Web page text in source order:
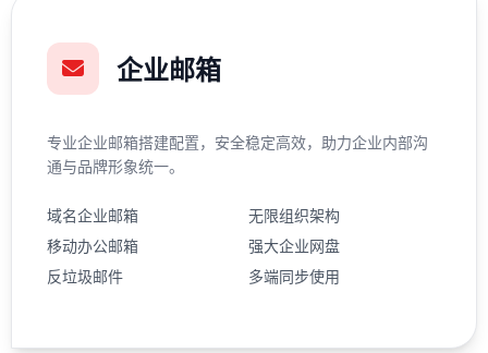
企业邮箱
专业企业邮箱搭建配置，安全稳定高效，助力企业内部沟
通与品牌形象统一。
域名企业邮箱
无限组织架构
移动办公邮箱
强大企业网盘
反垃圾邮件
多端同步使用